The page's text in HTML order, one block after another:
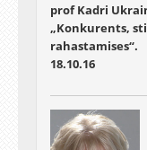
prof Kadri
„Konkurents,
rahastamises“.
18.10.16